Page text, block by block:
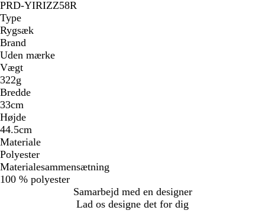
PRD-YIRIZZ58R
Type
Rygsæk
Brand
Uden mærke
Vægt
322g
Bredde
33cm
Højde
44.5cm
Materiale
Polyester
Materialesammensætning
100 % polyester
Samarbejd med en designer
Lad os designe det for dig